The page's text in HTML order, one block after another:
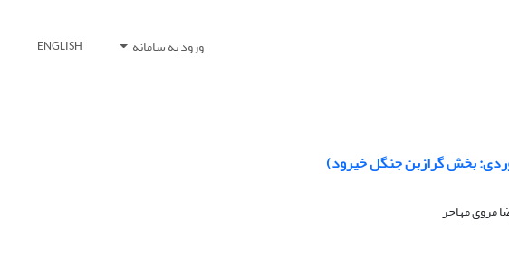
ورود به سامانه ENGLISH
بخش گرازبن جنگل خیرود)
مروی مهاجر